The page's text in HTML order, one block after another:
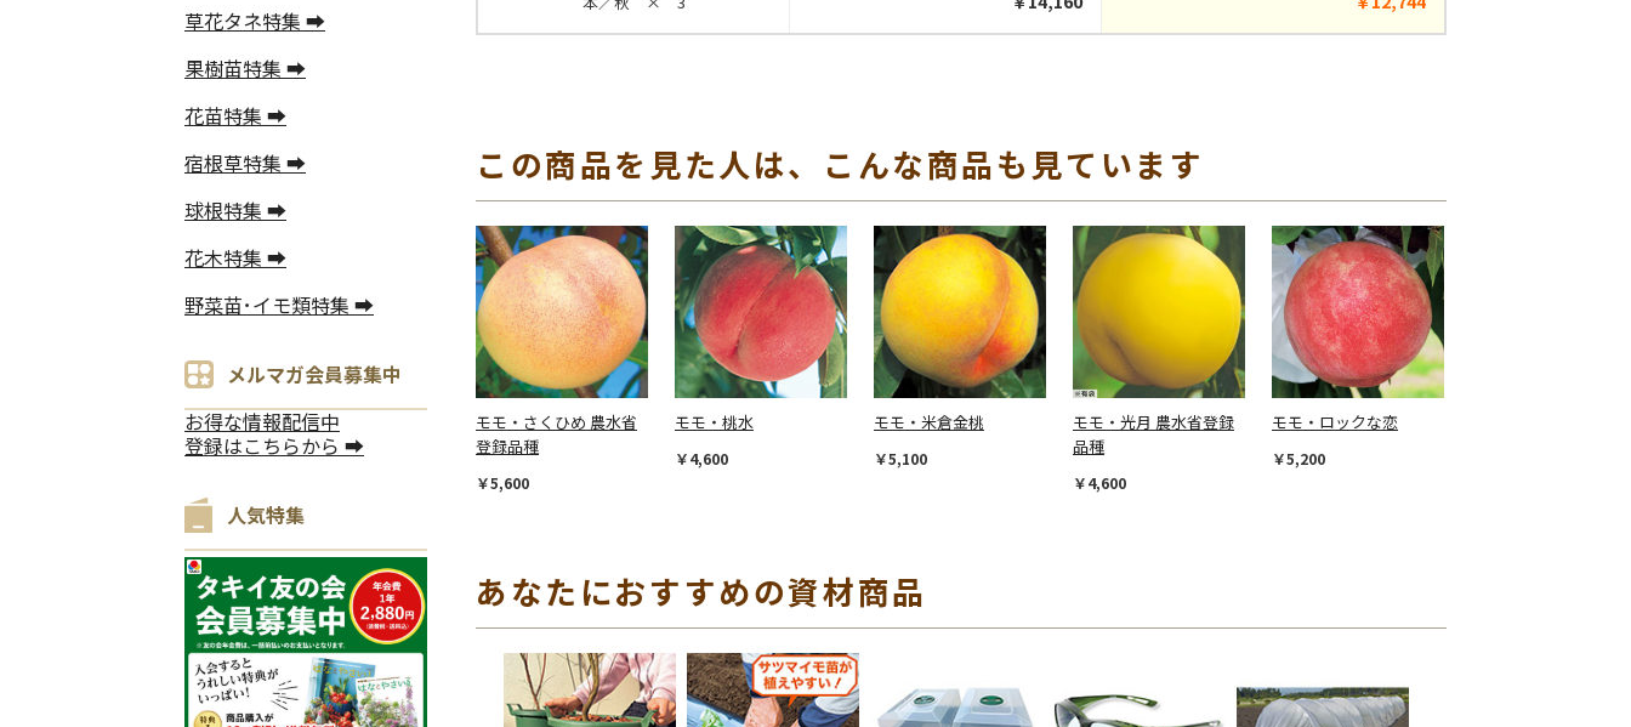
草花タネ特集 ➡
果樹苗特集 ➡
花苗特集 ➡
宿根草特集 ➡
球根特集 ➡
花木特集 ➡
野菜苗･イモ類特集 ➡
メルマガ会員募集中
お得な情報配信中
登録はこちらから ➡
人気特集
この商品を見た人は、こんな商品も見ています
モモ・さくひめ 農水省
登録品種
￥5,600
モモ・桃水
￥4,600
モモ・米倉金桃
￥5,100
モモ・光月 農水省登録
品種
￥4,600
モモ・ロックな恋
￥5,200
あなたにおすすめの資材商品